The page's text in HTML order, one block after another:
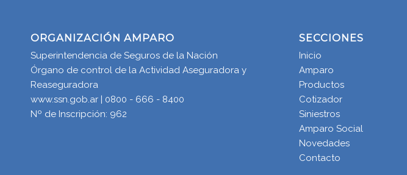
ORGANIZACIÓN AMPARO
Superintendencia de Seguros de la Nación
Órgano de control de la Actividad Aseguradora y
Reaseguradora
www.ssn.gob.ar | 0800 - 666 - 8400
Nº de Inscripción: 962
SECCIONES
Inicio
Amparo
Productos
Cotizador
Siniestros
Amparo Social
Novedades
Contacto